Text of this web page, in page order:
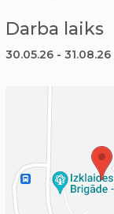
Darba laiks
30.05.26 - 31.08.26